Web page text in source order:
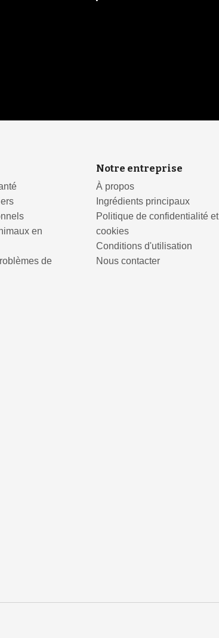
en
de
Notre entreprise
À propos
Ingrédients principaux
Politique de confidentialité et
cookies
Conditions d'utilisation
Nous contacter